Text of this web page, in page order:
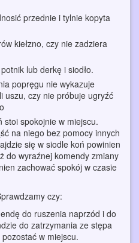
przednie i tylnie kopyta
kiełzno, czy nie zadziera
lub derkę i siodło.
popręgu nie wykazuje
uszu, czy nie próbuje ugryźć
stoi spokojnie w miejscu.
na niego bez pomocy innych
się w siodle koń powinien
do wyraźnej komendy zmiany
zachować spokój w czasie
czy:
do ruszenia naprzód i do
do zatrzymania ze stępa
w miejscu.